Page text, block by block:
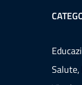
Salute,